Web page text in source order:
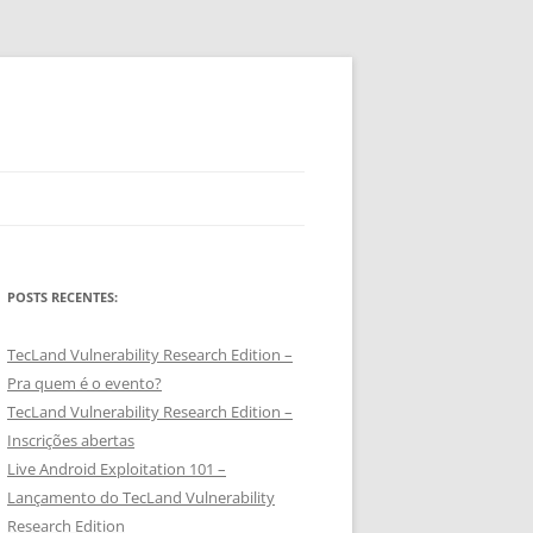
POSTS RECENTES:
TecLand Vulnerability Research Edition –
Pra quem é o evento?
TecLand Vulnerability Research Edition –
Inscrições abertas
Live Android Exploitation 101 –
Lançamento do TecLand Vulnerability
Research Edition